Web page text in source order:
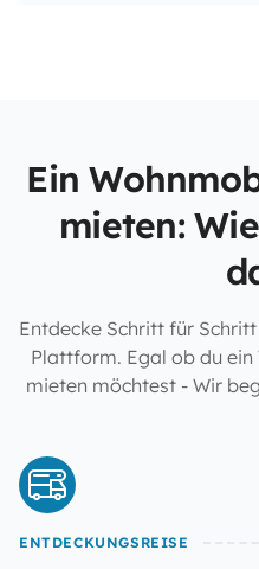
Ein
mieten:
Entdecke Schritt für
Plattform. Egal ob du
mieten möchtest - Wir
ENTDECKUNGSREISE